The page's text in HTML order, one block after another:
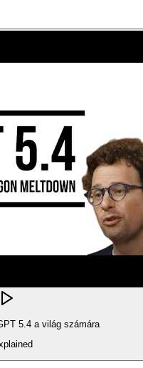
5.4 a világ számára